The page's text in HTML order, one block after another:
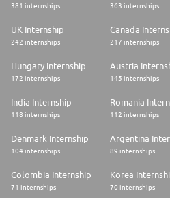
381 internships 363 internships
UK Internship
242 internships
Canada
217 internships
Hungary Internship
172 internships
Austria
145 internships
India Internship
118 internships
Romania
112 internships
Denmark Internship
104 internships
Argentina
89 internships
Colombia Internship
71 internships
Korea
70 internships